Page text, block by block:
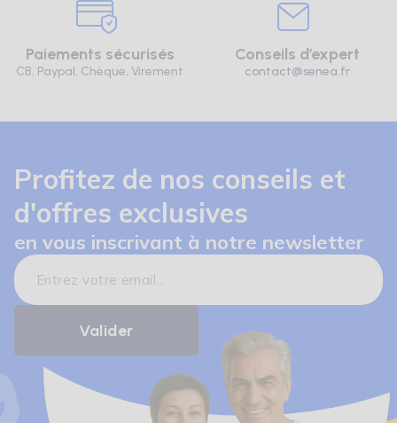
Paiements sécurisés
CB, Paypal, Chèque, Virement
Conseils d’expert
contact@senea.fr
Profitez de nos conseils et
d'offres exclusives
en vous inscrivant à notre newsletter